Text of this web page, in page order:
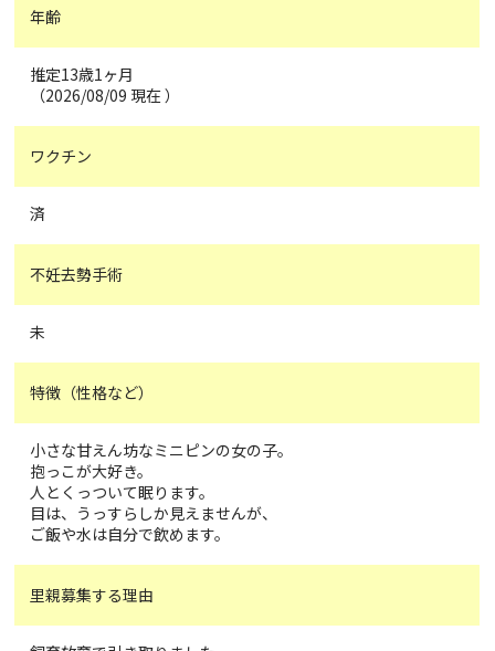
年齢
推定13歳1ヶ月
（2026/08/09 現在 ）
ワクチン
済
不妊去勢手術
未
特徴（性格など）
小さな甘えん坊なミニピンの女の子。
抱っこが大好き。
人とくっついて眠ります。
目は、うっすらしか見えませんが、
ご飯や水は自分で飲めます。
里親募集する理由